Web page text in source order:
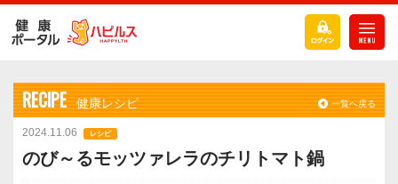
RECIPE 健康レシピ 一覧へ戻る
2024.11.06 レシピ
のび～るモッツァレラのチリトマト鍋